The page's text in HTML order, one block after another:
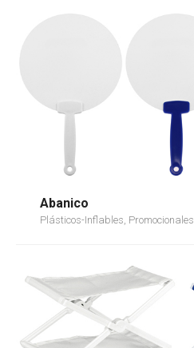
Abanico
Plásticos-Inflables, Promocionales